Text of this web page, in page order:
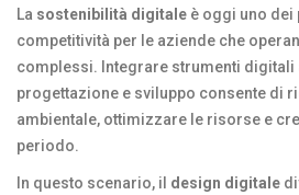
La sostenibilità digitale è oggi uno
competitività per le aziende che
complessi. Integrare strumenti digitali
progettazione e sviluppo consente di
ambientale, ottimizzare le risorse e
periodo.
In questo scenario, il design digitale